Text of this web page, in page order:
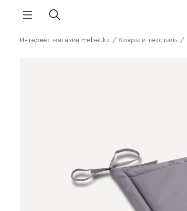
Интернет-магазин mebel.kz / Ковры и текстиль /